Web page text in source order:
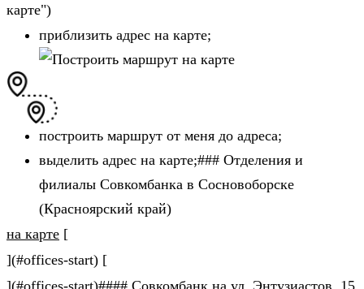
карте")
приблизить адрес на карте;
построить маршрут от меня до адреса;
выделить адрес на карте;### Отделения и
филиалы Совкомбанка в Сосновоборске
(Красноярский край)
на карте [
](#offices-start) [
](#offices-start)#### Совкомбанк на ул. Энтузиастов, 15